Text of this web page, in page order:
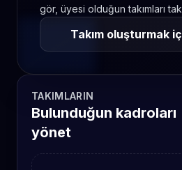
gör, üyesi olduğun takımları
Takım oluşturmak
TAKIMLARIN
Bulunduğun kadroları
yönet